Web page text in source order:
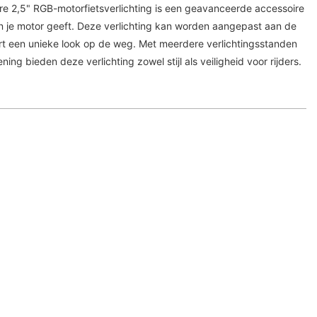
2,5" RGB-motorfietsverlichting is een geavanceerde accessoire
je motor geeft. Deze verlichting kan worden aangepast aan de
een unieke look op de weg. Met meerdere verlichtingsstanden
bieden deze verlichting zowel stijl als veiligheid voor rijders.